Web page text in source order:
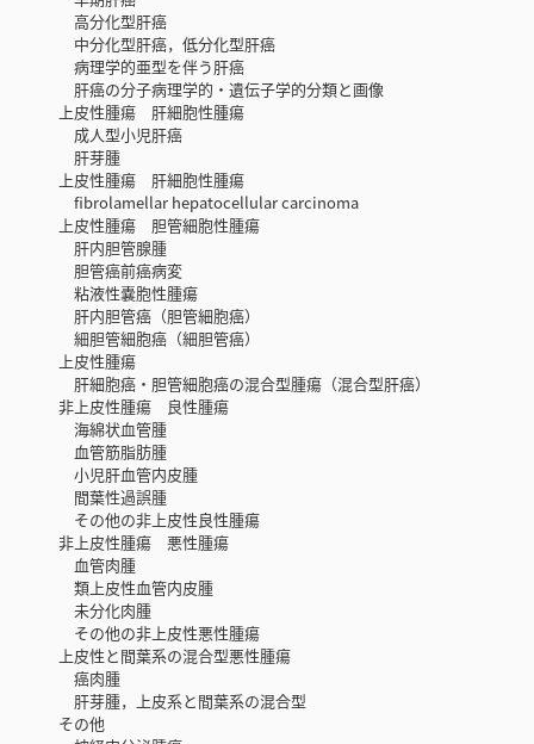
高分化型肝癌
中分化型肝癌，低分化型肝癌
病理学的亜型を伴う肝癌
肝癌の分子病理学的・遺伝子学的分類と画像
上皮性腫瘍 肝細胞性腫瘍
成人型小児肝癌
肝芽腫
上皮性腫瘍 肝細胞性腫瘍
fibrolamellar hepatocellular carcinoma
上皮性腫瘍 胆管細胞性腫瘍
肝内胆管腺腫
胆管癌前癌病変
粘液性嚢胞性腫瘍
肝内胆管癌（胆管細胞癌）
細胆管細胞癌（細胆管癌）
上皮性腫瘍
肝細胞癌・胆管細胞癌の混合型腫瘍（混合型肝癌）
非上皮性腫瘍 良性腫瘍
海綿状血管腫
血管筋脂肪腫
小児肝血管内皮腫
間葉性過誤腫
その他の非上皮性良性腫瘍
非上皮性腫瘍 悪性腫瘍
血管肉腫
類上皮性血管内皮腫
未分化肉腫
その他の非上皮性悪性腫瘍
上皮性と間葉系の混合型悪性腫瘍
癌肉腫
肝芽腫，上皮系と間葉系の混合型
その他